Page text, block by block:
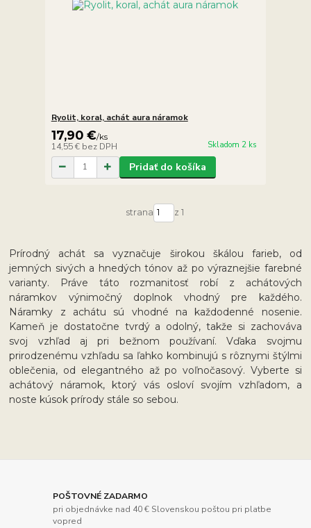
Ryolit, koral, achát aura náramok
17,90 €/ks
14,55 € bez DPH Skladom 2 ks
Pridať do košíka
strana z 1
Prírodný achát sa vyznačuje širokou škálou farieb, od
jemných sivých a hnedých tónov až po výraznejšie farebné
varianty. Práve táto rozmanitosť robí z achátových
náramkov výnimočný doplnok vhodný pre každého.
Náramky z achátu sú vhodné na každodenné nosenie.
Kameň je dostatočne tvrdý a odolný, takže si zachováva
svoj vzhľad aj pri bežnom používaní. Vďaka svojmu
prirodzenému vzhľadu sa ľahko kombinujú s rôznymi štýlmi
oblečenia, od elegantného až po voľnočasový. Vyberte si
achátový náramok, ktorý vás osloví svojím vzhľadom, a
noste kúsok prírody stále so sebou.
POŠTOVNÉ ZADARMO
pri objednávke nad 40 € Slovenskou poštou pri platbe
vopred